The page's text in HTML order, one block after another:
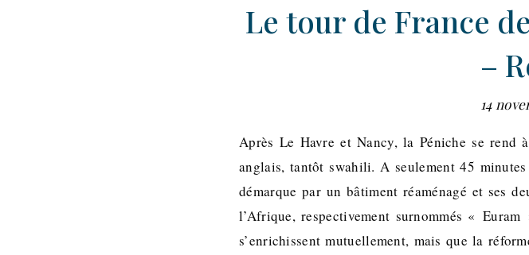
Le tour de France
–
14
Après Le Havre et Nancy, la Péniche se rend
anglais, tantôt swahili. A seulement 45
démarque par un bâtiment réaménagé et ses
l’Afrique, respectivement surnommés «
s’enrichissent mutuellement, mais que la